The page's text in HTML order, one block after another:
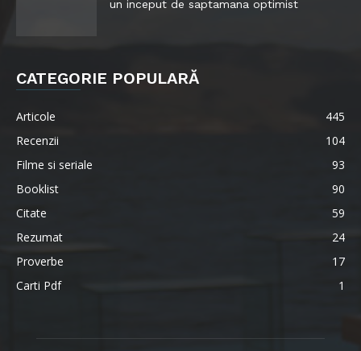
un inceput de saptamana optimist
CATEGORIE POPULARĂ
Articole
445
Recenzii
104
Filme si seriale
93
Booklist
90
Citate
59
Rezumat
24
Proverbe
17
Carti Pdf
1